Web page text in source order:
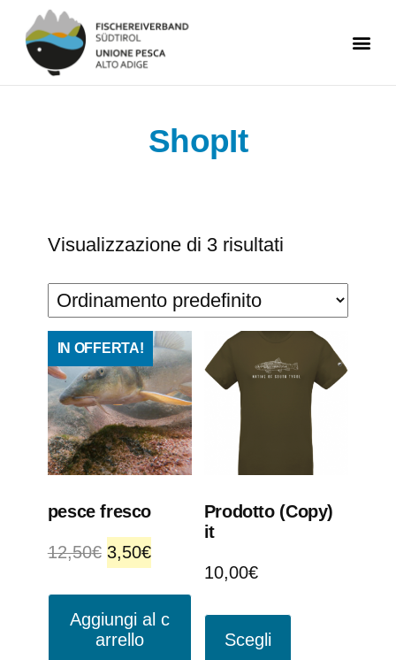
ShopIt
Visualizzazione di 3 risultati
IN OFFERTA!
pesce fresco
12,50€ 3,50€
Aggiungi al c
arrello
Prodotto (Copy)
it
10,00€
Scegli